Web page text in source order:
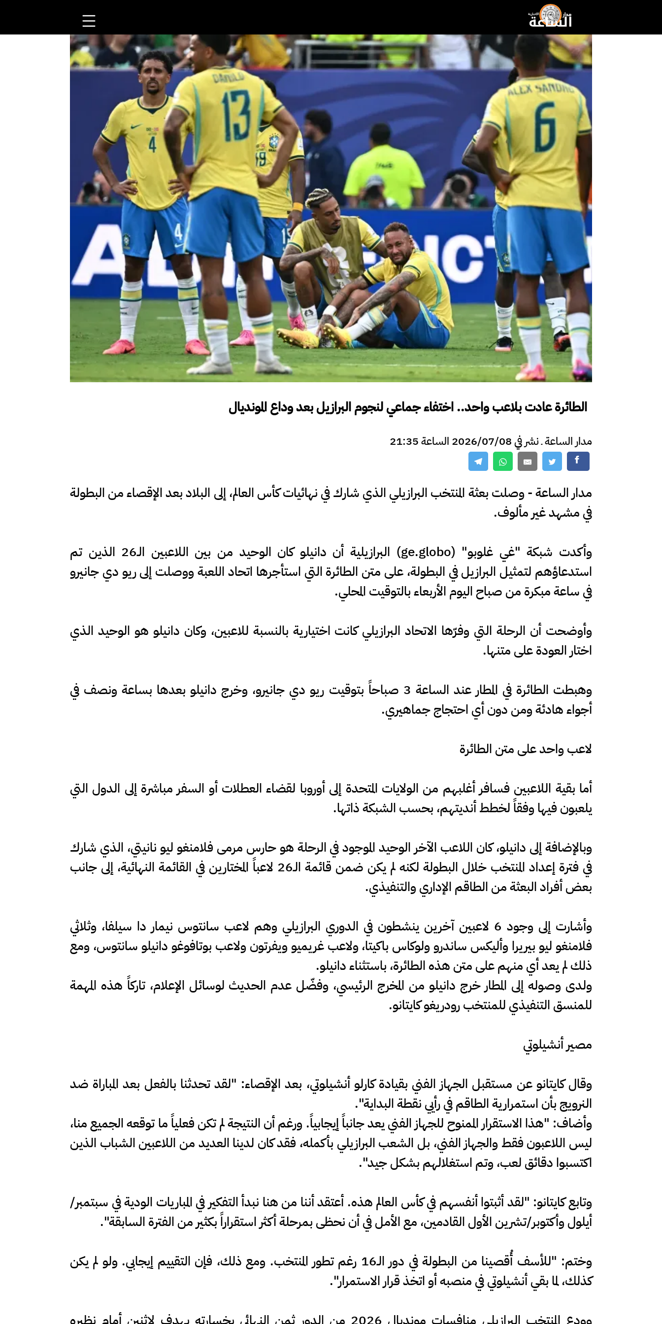
الطائرة عادت بلاعب واحد.. اختفاء جماعي لنجوم البرازيل بعد وداع المونديال
مدار الساعة ـ نشر في 2026/07/08 الساعة 21:35
مدار الساعة - وصلت بعثة المنتخب البرازيلي الذي شارك في نهائيات كأس العالم، إلى البلاد بعد الإقصاء من البطولة
في مشهد غير مألوف.
وأكدت شبكة "غي غلوبو" (ge.globo) البرازيلية أن دانيلو كان الوحيد من بين اللاعبين الـ26 الذين تم
استدعاؤهم لتمثيل البرازيل في البطولة، على متن الطائرة التي استأجرها اتحاد اللعبة ووصلت إلى ريو دي جانيرو
في ساعة مبكرة من صباح اليوم الأربعاء بالتوقيت المحلي.
وأوضحت أن الرحلة التي وفرّها الاتحاد البرازيلي كانت اختيارية بالنسبة للاعبين، وكان دانيلو هو الوحيد الذي
اختار العودة على متنها.
وهبطت الطائرة في المطار عند الساعة 3 صباحاً بتوقيت ريو دي جانيرو، وخرج دانيلو بعدها بساعة ونصف في
أجواء هادئة ومن دون أي احتجاج جماهيري.
لاعب واحد على متن الطائرة
أما بقية اللاعبين فسافر أغلبهم من الولايات المتحدة إلى أوروبا لقضاء العطلات أو السفر مباشرة إلى الدول التي
يلعبون فيها وفقاً لخطط أنديتهم، بحسب الشبكة ذاتها.
وبالإضافة إلى دانيلو، كان اللاعب الآخر الوحيد الموجود في الرحلة هو حارس مرمى فلامنغو ليو نانيتي، الذي شارك
في فترة إعداد المنتخب خلال البطولة لكنه لم يكن ضمن قائمة الـ26 لاعباً المختارين في القائمة النهائية، إلى جانب
بعض أفراد البعثة من الطاقم الإداري والتنفيذي.
وأشارت إلى وجود 6 لاعبين آخرين ينشطون في الدوري البرازيلي وهم لاعب سانتوس نيمار دا سيلفا، وثلاثي
فلامنغو ليو بيريرا وأليكس ساندرو ولوكاس باكيتا، ولاعب غريميو ويفرتون ولاعب بوتافوغو دانيلو سانتوس، ومع
ذلك لم يعد أي منهم على متن هذه الطائرة، باستثناء دانيلو.
ولدى وصوله إلى المطار خرج دانيلو من المخرج الرئيسي، وفضّل عدم الحديث لوسائل الإعلام، تاركاً هذه المهمة
للمنسق التنفيذي للمنتخب رودريغو كايتانو.
مصير أنشيلوتي
وقال كايتانو عن مستقبل الجهاز الفني بقيادة كارلو أنشيلوتي، بعد الإقصاء: "لقد تحدثنا بالفعل بعد المباراة ضد
النرويج بأن استمرارية الطاقم في رأيي نقطة البداية".
وأضاف: "هذا الاستقرار الممنوح للجهاز الفني يعد جانباً إيجابياً. ورغم أن النتيجة لم تكن فعلياً ما توقعه الجميع منا،
ليس اللاعبون فقط والجهاز الفني، بل الشعب البرازيلي بأكمله، فقد كان لدينا العديد من اللاعبين الشباب الذين
اكتسبوا دقائق لعب، وتم استغلالهم بشكل جيد".
وتابع كايتانو: "لقد أثبتوا أنفسهم في كأس العالم هذه. أعتقد أننا من هنا نبدأ التفكير في المباريات الودية في سبتمبر/
أيلول وأكتوبر/تشرين الأول القادمين، مع الأمل في أن نحظى بمرحلة أكثر استقراراً بكثير من الفترة السابقة".
وختم: "للأسف أُقصينا من البطولة في دور الـ16 رغم تطور المنتخب. ومع ذلك، فإن التقييم إيجابي. ولو لم يكن
كذلك، لما بقي أنشيلوتي في منصبه أو اتخذ قرار الاستمرار".
وودع المنتخب البرازيلي منافسات مونديال 2026 من الدور ثمن النهائي بخسارته بهدف لاثنين أمام نظيره